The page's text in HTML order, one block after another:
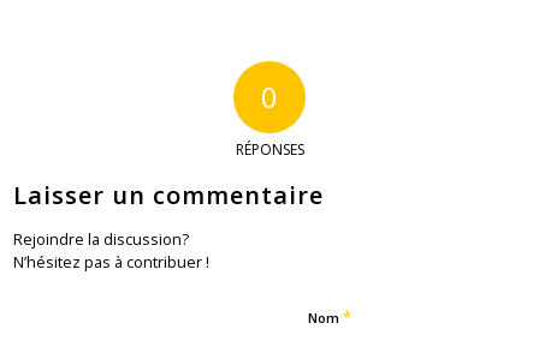
0
RÉPONSES
Laisser un commentaire
Rejoindre la discussion?
N’hésitez pas à contribuer !
Nom*